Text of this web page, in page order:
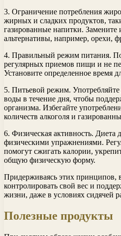
3. Ограничение потребления
жирных и сладких продуктов,
газированные напитки. Замените
альтернативы, например, орехи,
4. Правильный режим питания.
регулярных приемов пищи и не
Установите определенное время
5. Питьевой режим. Употребляйте
воды в течение дня, чтобы
организма. Избегайте
количеств алкоголя и
6. Физическая активность. Диета
физическими упражнениями.
помогут сжигать калории,
общую физическую форму.
Придерживаясь этих принципов,
контролировать свой вес и
жизни, даже в условиях сидячей
Полезные продукты